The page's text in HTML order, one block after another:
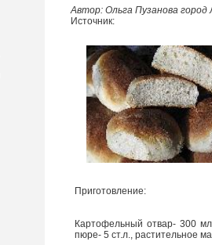
Автор: Ольга Пузанова город
Источник:
Приготовление:
Картофельный отвар- 300
пюре- 5 ст.л., растительное